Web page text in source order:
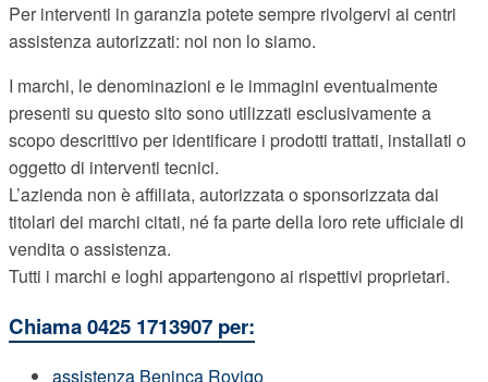
Per interventi in garanzia potete sempre rivolgervi ai centri
assistenza autorizzati: noi non lo siamo.
I marchi, le denominazioni e le immagini eventualmente
presenti su questo sito sono utilizzati esclusivamente a
scopo descrittivo per identificare i prodotti trattati, installati o
oggetto di interventi tecnici.
L’azienda non è affiliata, autorizzata o sponsorizzata dai
titolari dei marchi citati, né fa parte della loro rete ufficiale di
vendita o assistenza.
Tutti i marchi e loghi appartengono ai rispettivi proprietari.
Chiama 0425 1713907 per:
assistenza Beninca Rovigo